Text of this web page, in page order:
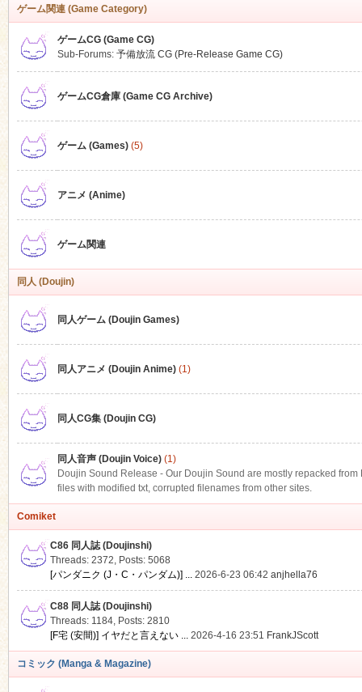
ゲーム関連 (Game Category)
ゲームCG (Game CG)
Sub-Forums: 予備放流 CG (Pre-Release Game CG)
ゲームCG倉庫 (Game CG Archive)
ゲーム (Games)(5)
アニメ (Anime)
ゲーム関連
同人 (Doujin)
同人ゲーム (Doujin Games)
同人アニメ (Doujin Anime)(1)
同人CG集 (Doujin CG)
同人音声 (Doujin Voice)(1)
Doujin Sound Release - Our Doujin Sound are mostly repacked
files with modified txt, corrupted filenames from other sites.
Comiket
C86 同人誌 (Doujinshi)
Threads: 2372, Posts: 5068
[パンダニク (J・C・パンダム)] ... 2026-6-23 06:42 anjhella76
C88 同人誌 (Doujinshi)
Threads: 1184, Posts: 2810
[F宅 (安間)] イヤだと言えない ... 2026-4-16 23:51 FrankJScott
コミック (Manga & Magazine)